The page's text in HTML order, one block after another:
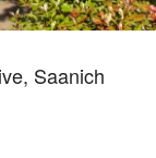
Saanich